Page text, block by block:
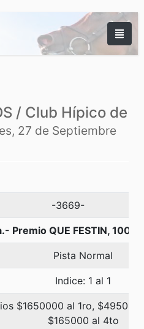
/ Club Hípico de
27 de Septiembre
-3669-
Premio QUE FESTIN, 1000
Pista Normal
Indice: 1 al 1
$1650000 al 1ro,
$165000 al 4to